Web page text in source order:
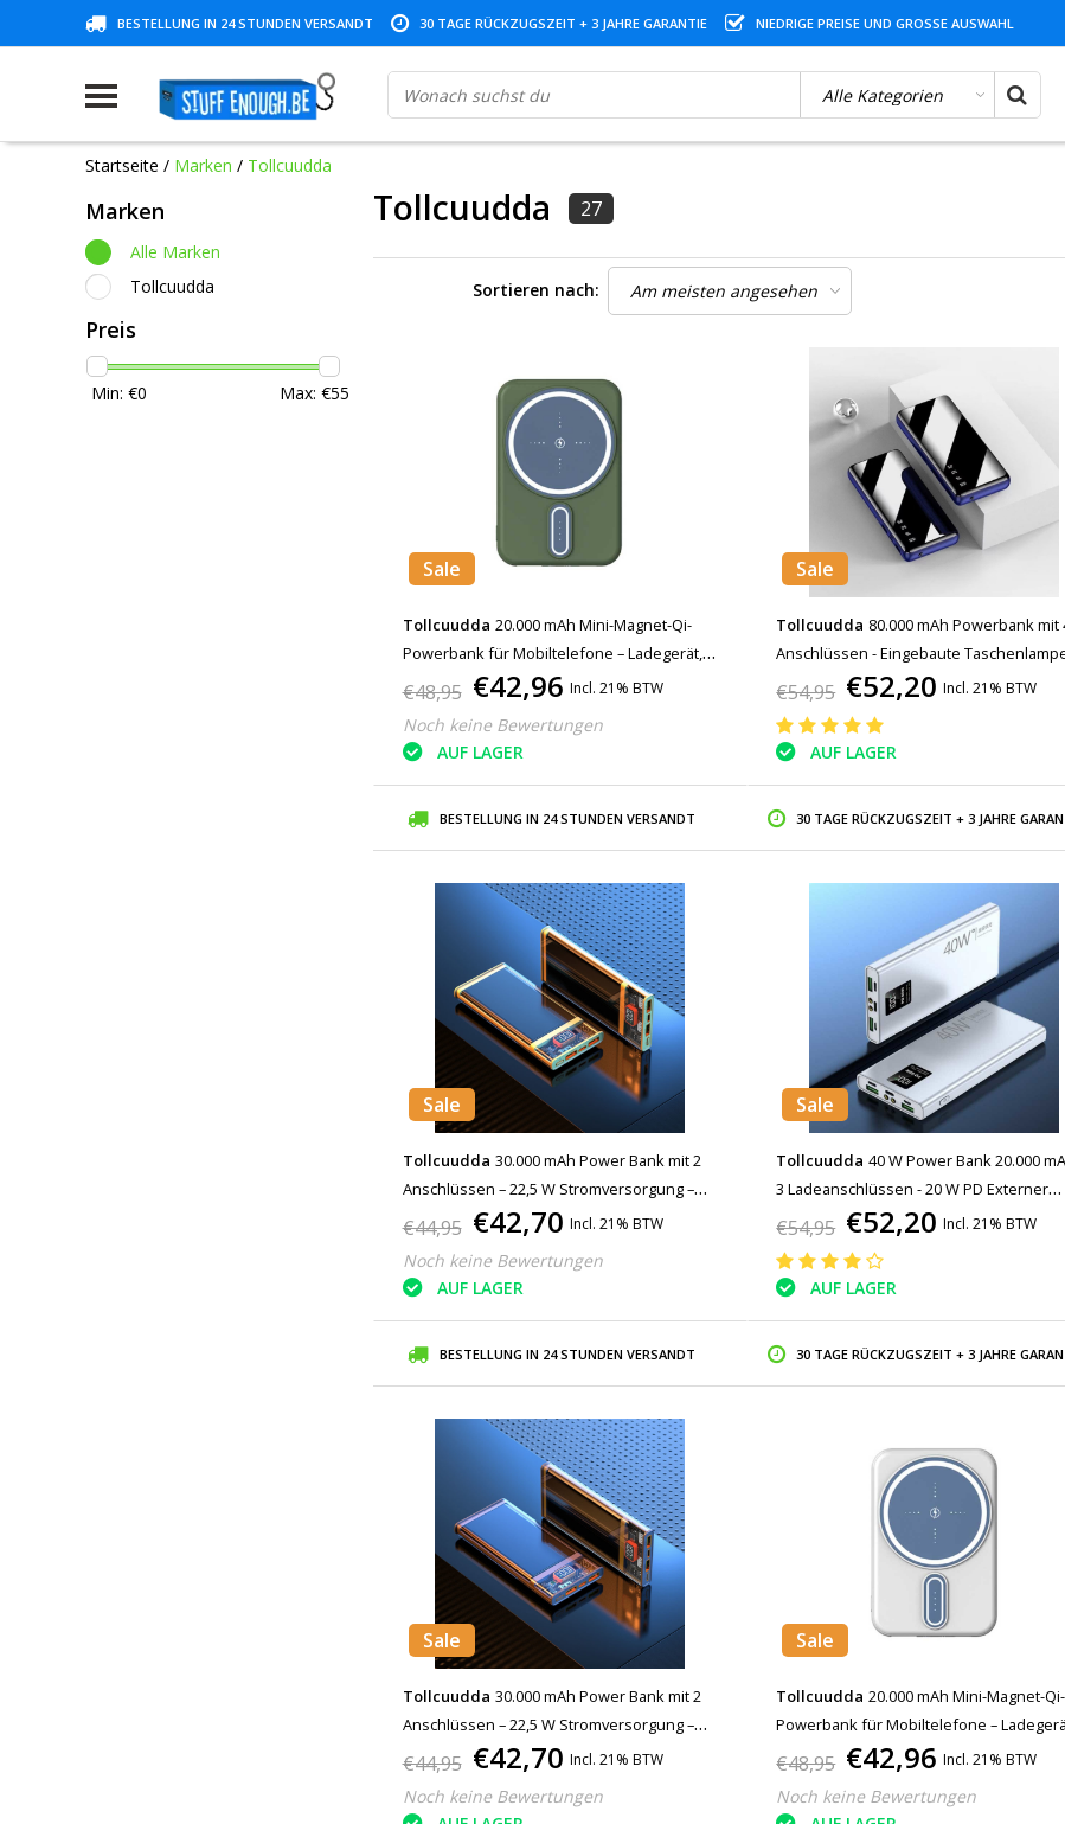
BESTELLUNG IN 24 STUNDEN VERSANDT 30 TAGE RÜCKZUGSZEIT + 3 JAHRE GARANTIE NIEDRIGE PREISE UND GROSSE AUSWAHL
Startseite / Marken / Tollcuudda
Marken
Alle Marken
Tollcuudda
Preis
Min: €0 Max: €55
Tollcuudda 27
Sortieren nach:
Sale
Tollcuudda 20.000 mAh Mini-Magnet-Qi-
Powerbank für Mobiltelefone – Ladegerät,
kabelloser Akku, Grün
€48,95 €42,96 Incl. 21% BTW
Noch keine Bewertungen
AUF LAGER
Sale
Tollcuudda 80.000 mAh Powerbank mit
Anschlüssen - Eingebaute
Externes Notfall-Akkuladegerät
€54,95 €52,20 Incl. 21% BTW
AUF LAGER
BESTELLUNG IN 24 STUNDEN VERSANDT 30 TAGE RÜCKZUGSZEIT + 3 JAHRE
Sale
Tollcuudda 30.000 mAh Power Bank mit 2
Anschlüssen – 22,5 W Stromversorgung –
Externes Notfall-Akkuladegerät Gelb
€44,95 €42,70 Incl. 21% BTW
Noch keine Bewertungen
AUF LAGER
Sale
Tollcuudda 40 W Power Bank 20.000
3 Ladeanschlüssen - 20 W PD Externer
Notfallakku LED-Anzeige Ladegerät
€54,95 €52,20 Incl. 21% BTW
AUF LAGER
BESTELLUNG IN 24 STUNDEN VERSANDT 30 TAGE RÜCKZUGSZEIT + 3 JAHRE
Sale
Tollcuudda 30.000 mAh Power Bank mit 2
Anschlüssen – 22,5 W Stromversorgung –
Externes Notfall-Akkuladegerät Grau
€44,95 €42,70 Incl. 21% BTW
Noch keine Bewertungen
Sale
Tollcuudda 20.000 mAh Mini-Magnet-Qi-
Powerbank für Mobiltelefone –
kabelloser Akku, Weiß
€48,95 €42,96 Incl. 21% BTW
Noch keine Bewertungen